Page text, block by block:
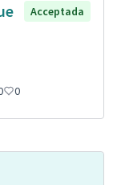
Acceptada
0